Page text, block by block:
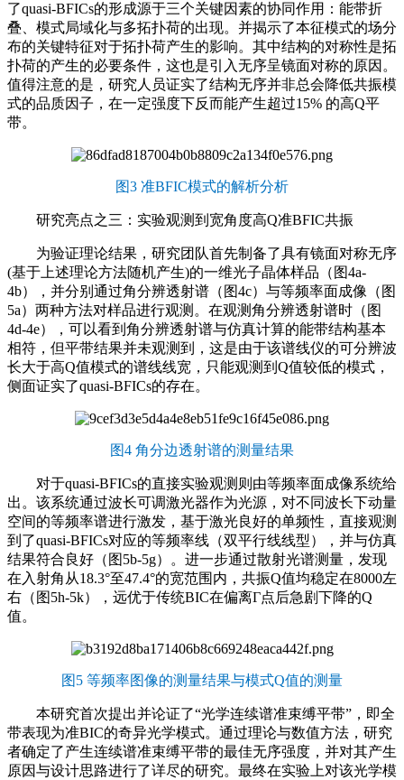
了quasi-BFICs的形成源于三个关键因素的协同作用：能带折
叠、模式局域化与多拓扑荷的出现。并揭示了本征模式的场分
布的关键特征对于拓扑荷产生的影响。其中结构的对称性是拓
扑荷的产生的必要条件，这也是引入无序呈镜面对称的原因。
值得注意的是，研究人员证实了结构无序并非总会降低共振模
式的品质因子，在一定强度下反而能产生超过15% 的高Q平
带。
图3 准BFIC模式的解析分析
研究亮点之三：实验观测到宽角度高Q准BFIC共振
为验证理论结果，研究团队首先制备了具有镜面对称无序
(基于上述理论方法随机产生)的一维光子晶体样品（图4a-
4b），并分别通过角分辨透射谱（图4c）与等频率面成像（图
5a）两种方法对样品进行观测。在观测角分辨透射谱时（图
4d-4e），可以看到角分辨透射谱与仿真计算的能带结构基本
相符，但平带结果并未观测到，这是由于该谱线仪的可分辨波
长大于高Q值模式的谱线线宽，只能观测到Q值较低的模式，
侧面证实了quasi-BFICs的存在。
图4 角分边透射谱的测量结果
对于quasi-BFICs的直接实验观测则由等频率面成像系统给
出。该系统通过波长可调激光器作为光源，对不同波长下动量
空间的等频率谱进行激发，基于激光良好的单频性，直接观测
到了quasi-BFICs对应的等频率线（双平行线线型），并与仿真
结果符合良好（图5b-5g）。进一步通过散射光谱测量，发现
在入射角从18.3°至47.4°的宽范围内，共振Q值均稳定在8000左
右（图5h-5k），远优于传统BIC在偏离Γ点后急剧下降的Q
值。
图5 等频率图像的测量结果与模式Q值的测量
本研究首次提出并论证了“光学连续谱准束缚平带”，即全
带表现为准BIC的奇异光学模式。通过理论与数值方法，研究
者确定了产生连续谱准束缚平带的最佳无序强度，并对其产生
原因与设计思路进行了详尽的研究。最终在实验上对该光学模